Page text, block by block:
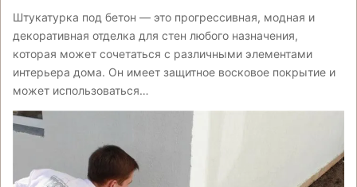
Штукатурка под бетон — это прогрессивная, модная и
декоративная отделка для стен любого назначения,
которая может сочетаться с различными элементами
интерьера дома. Он имеет защитное восковое покрытие и
может использоваться…